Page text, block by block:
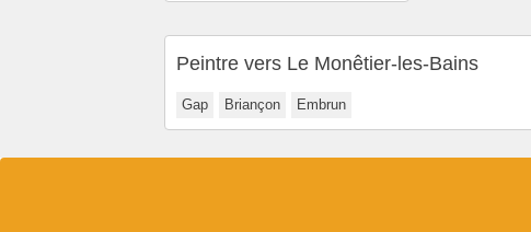
Peintre vers Le Monêtier-les-Bains
Gap Briançon Embrun